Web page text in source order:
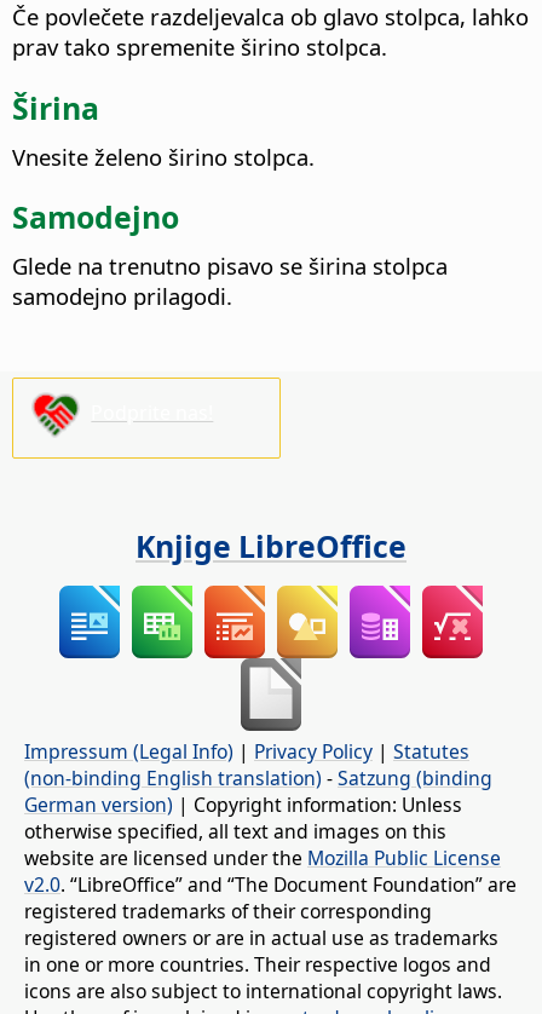
Če povlečete razdeljevalca ob glavo stolpca, lahko
prav tako spremenite širino stolpca.
Širina
Vnesite želeno širino stolpca.
Samodejno
Glede na trenutno pisavo se širina stolpca
samodejno prilagodi.
Knjige LibreOffice
Impressum (Legal Info) | Privacy Policy | Statutes
(non-binding English translation) -Satzung (binding
German version) | Copyright information: Unless
otherwise specified, all text and images on this
website are licensed under the Mozilla Public License
v2.0. “LibreOffice” and “The Document Foundation” are
registered trademarks of their corresponding
registered owners or are in actual use as trademarks
in one or more countries. Their respective logos and
icons are also subject to international copyright laws.